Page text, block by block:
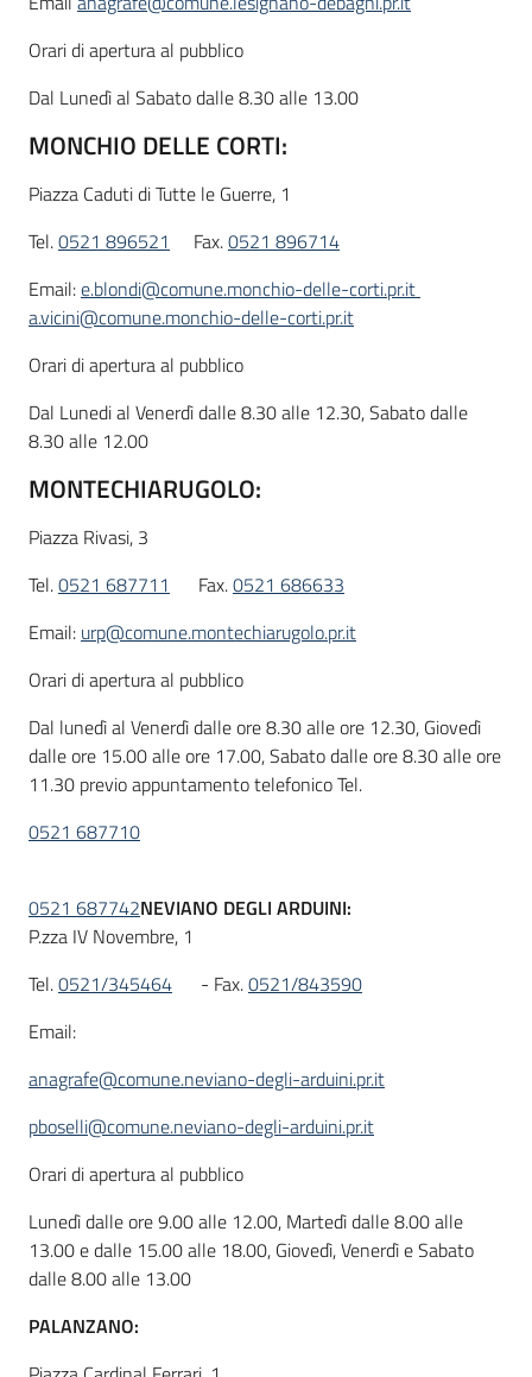
Orari di apertura al pubblico
Dal Lunedì al Sabato dalle 8.30 alle 13.00
MONCHIO DELLE CORTI:
Piazza Caduti di Tutte le Guerre, 1
Tel.0521 896521 Fax.0521 896714
Email:e.blondi@comune.monchio-delle-corti.pr.it
a.vicini@comune.monchio-delle-corti.pr.it
Orari di apertura al pubblico
Dal Lunedi al Venerdì dalle 8.30 alle 12.30, Sabato dalle
8.30 alle 12.00
MONTECHIARUGOLO:
Piazza Rivasi, 3
Tel.0521 687711 Fax.0521 686633
Email: urp@comune.montechiarugolo.pr.it
Orari di apertura al pubblico
Dal lunedì al Venerdì dalle ore 8.30 alle ore 12.30, Giovedì
dalle ore 15.00 alle ore 17.00, Sabato dalle ore 8.30 alle ore
11.30 previo appuntamento telefonico Tel.
0521 687710
0521 687742NEVIANO DEGLI ARDUINI:
P.zza IV Novembre, 1
Tel.0521/345464 - Fax.0521/843590
Email:
anagrafe@comune.neviano-degli-arduini.pr.it
pboselli@comune.neviano-degli-arduini.pr.it
Orari di apertura al pubblico
Lunedì dalle ore 9.00 alle 12.00, Martedì dalle 8.00 alle
13.00 e dalle 15.00 alle 18.00, Giovedì, Venerdì e Sabato
dalle 8.00 alle 13.00
PALANZANO: